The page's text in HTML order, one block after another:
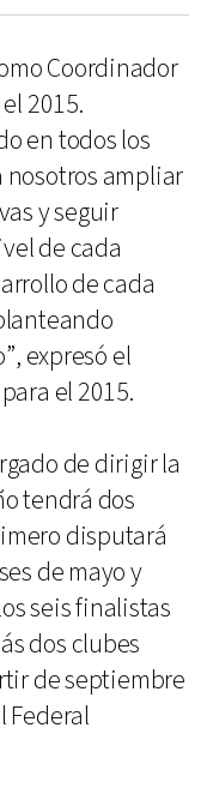
Coordinador
2015.
en todos los
nosotros ampliar
y seguir
de cada
de cada
expresó el
el 2015.
de dirigir la
tendrá dos
disputará
de mayo y
seis finalistas
dos clubes
de septiembre
Federal